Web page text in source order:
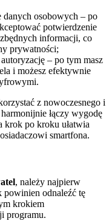
danych osobowych – po
potwierdzenie
informacji, co
prywatności;
– po tym masz
i możesz efektywnie
z nowoczesnego i
łączy wygodę
krok po kroku ułatwia
smartfona.
, należy najpierw
odnaleźć tę
krokiem
programu.